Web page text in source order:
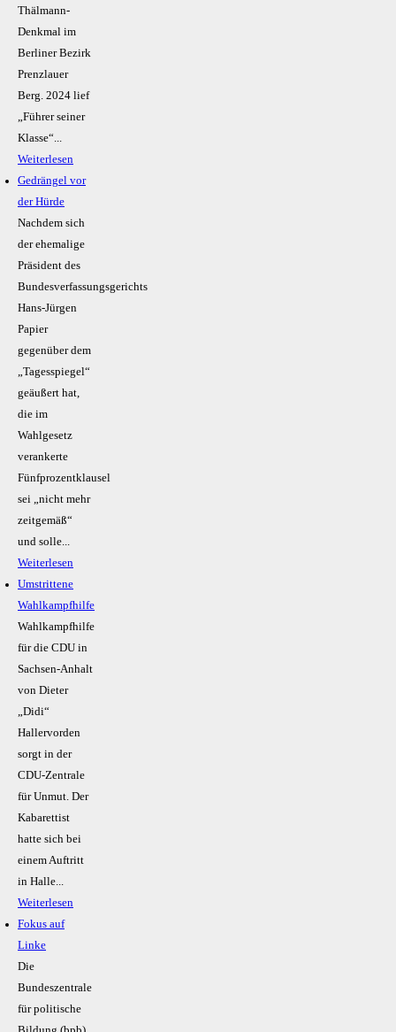
Thälmann-
Denkmal im
Berliner Bezirk
Prenzlauer
Berg. 2024 lief
„Führer seiner
Klasse“...
Weiterlesen
Gedrängel vor
der Hürde
Nachdem sich
der ehemalige
Präsident des
Bundesverfassungsgerichts
Hans-Jürgen
Papier
gegenüber dem
„Tagesspiegel“
geäußert hat,
die im
Wahlgesetz
verankerte
Fünfprozentklausel
sei „nicht mehr
zeitgemäß“
und solle...
Weiterlesen
Umstrittene
Wahlkampfhilfe
Wahlkampfhilfe
für die CDU in
Sachsen-Anhalt
von Dieter
„Didi“
Hallervorden
sorgt in der
CDU-Zentrale
für Unmut. Der
Kabarettist
hatte sich bei
einem Auftritt
in Halle...
Weiterlesen
Fokus auf
Linke
Die
Bundeszentrale
für politische